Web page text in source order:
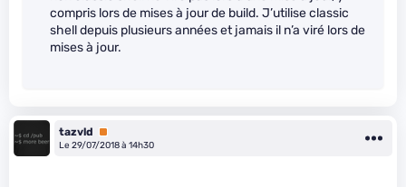
compris lors de mises à jour de build. J’utilise classic
shell depuis plusieurs années et jamais il n’a viré lors de
mises à jour.
tazvld
Premium
Le 29/07/2018 à 14h30